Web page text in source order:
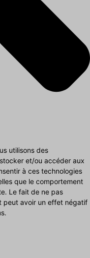
utilisons des
et/ou accéder aux
à ces technologies
que le comportement
Le fait de ne pas
peut avoir un effet négatif